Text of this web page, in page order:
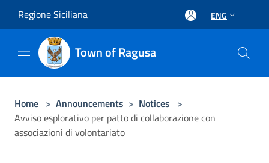
Regione Siciliana ENG
Town of Ragusa
Home > Announcements > Notices >
Avviso esplorativo per patto di collaborazione con
associazioni di volontariato